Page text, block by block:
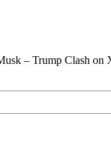
– Trump Clash